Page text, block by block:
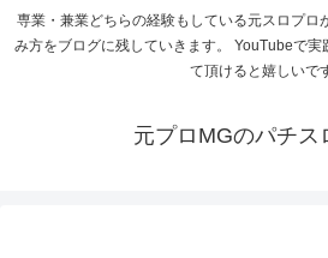
専業・兼業どちらの経験もしている元スロプロ
み方をブログに残していきます。 YouTubeで
て頂けると嬉しいで
元プロMGのパチス